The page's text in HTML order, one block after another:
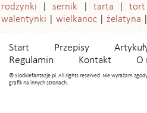
rodzynki
sernik tarta tort
walentynki
wielkanoc żelatyna
Start Przepisy
Regulamin
Kontakt O
© Slodkiefantazje.pl. All rights reserved. Nie wyrażam
grafik na innych stronach.